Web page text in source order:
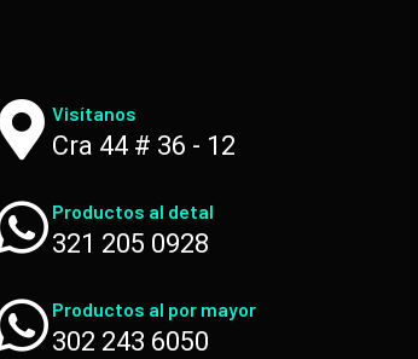
Visítanos
Cra 44 # 36 - 12
Productos al detal
321 205 0928
Productos al por mayor
302 243 6050